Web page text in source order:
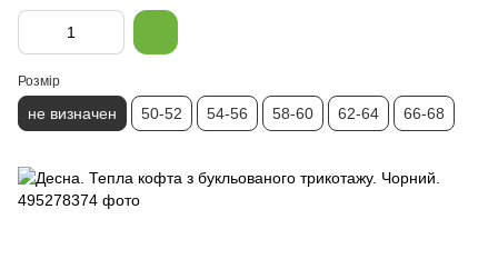
Розмір
не визначен 50-52 54-56 58-60 62-64 66-68